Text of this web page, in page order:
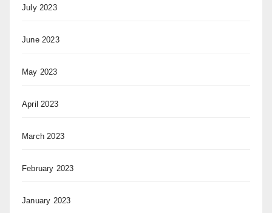
July 2023
June 2023
May 2023
April 2023
March 2023
February 2023
January 2023